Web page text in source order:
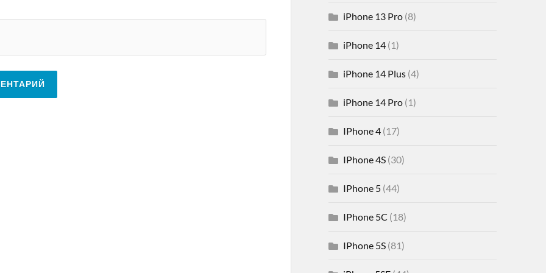
iPhone 13 Pro(8)
iPhone 14(1)
iPhone 14 Plus(4)
iPhone 14 Pro(1)
IPhone 4(17)
IPhone 4S(30)
IPhone 5(44)
IPhone 5C (18)
IPhone 5S(81)